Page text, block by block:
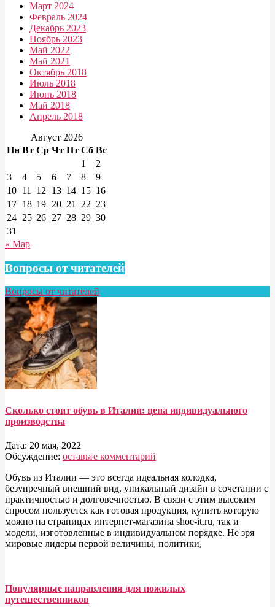
Март 2024
Февраль 2024
Декабрь 2023
Ноябрь 2023
Май 2022
Май 2021
Октябрь 2018
Июль 2018
Июнь 2018
Май 2018
Апрель 2018
Август 2026
Пн Вт Ср Чт Пт Сб Вс
1
2
3
4 5 6 7 8
9
10 11 12 13 14 15 16
17 18 19 20 21 22 23
24 25 26 27 28 29 30
31
« Мар
Вопросы от читателей
Вопросы от читателей
Сколько стоит обувь в Италии: цена индивидуального
производства
Дата: 20 мая, 2022
Обсуждение: оставьте комментарий
Обувь из Италии — это всегда идеальная колодка,
безупречный внешний вид, уникальный дизайн в сочетании с
практичностью и долговечностью. В связи с этим высоким
спросом пользуется как готовая продукция, купить которую
можно на страницах интернет-магазина shoe-it.ru, так и
модели, изготовленные в индивидуальном порядке. Не зря
мировые лидеры первой величины, политики,
Популярные направления для пожилых
путешественников